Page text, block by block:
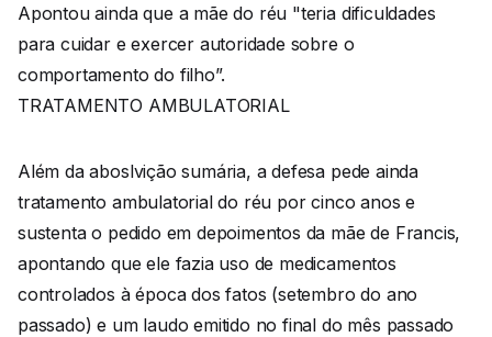
Apontou ainda que a mãe do réu "teria dificuldades
para cuidar e exercer autoridade sobre o
comportamento do filho”.
TRATAMENTO AMBULATORIAL
Além da aboslvição sumária, a defesa pede ainda
tratamento ambulatorial do réu por cinco anos e
sustenta o pedido em depoimentos da mãe de Francis,
apontando que ele fazia uso de medicamentos
controlados à época dos fatos (setembro do ano
passado) e um laudo emitido no final do mês passado